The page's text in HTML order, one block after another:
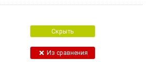
Скрыть
Из сравнения